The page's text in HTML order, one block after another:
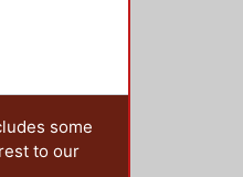
some
to our